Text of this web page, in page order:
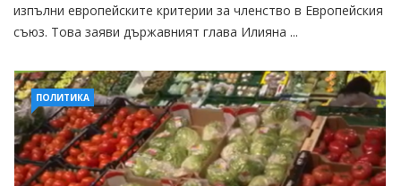
изпълни европейските критерии за членство в Европейския
съюз. Това заяви държавният глава Илияна ...
ПОЛИТИКА